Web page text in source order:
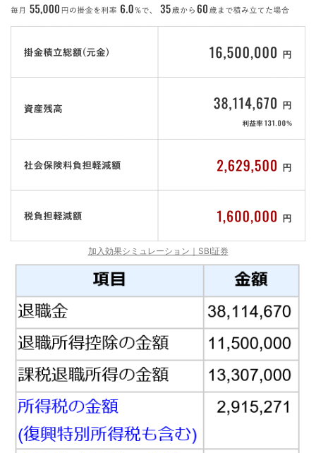
加入効果シミュレーション｜SBI証券